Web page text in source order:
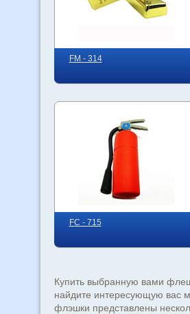
FM - 314
FC - 715
Купить выбранную вами
найдите интересующую вас
флэшки представлены